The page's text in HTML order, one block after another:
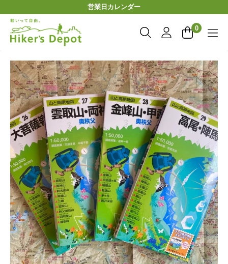
ン
営業日カレンダー
Hiker'sDepot
0